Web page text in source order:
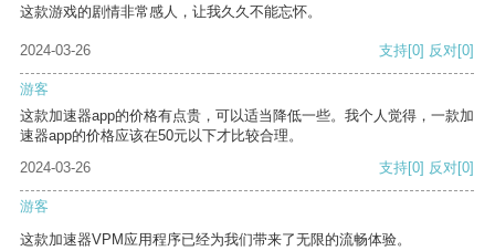
这款游戏的剧情非常感人，让我久久不能忘怀。
2024-03-26 支持[0] 反对[0]
游客
这款加速器app的价格有点贵，可以适当降低一些。我个人觉得，一款加
速器app的价格应该在50元以下才比较合理。
2024-03-26
支持[0] 反对[0]
游客
这款加速器VPM应用程序已经为我们带来了无限的流畅体验。